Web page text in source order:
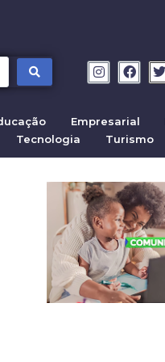
Empresarial
Tecnologia Turismo